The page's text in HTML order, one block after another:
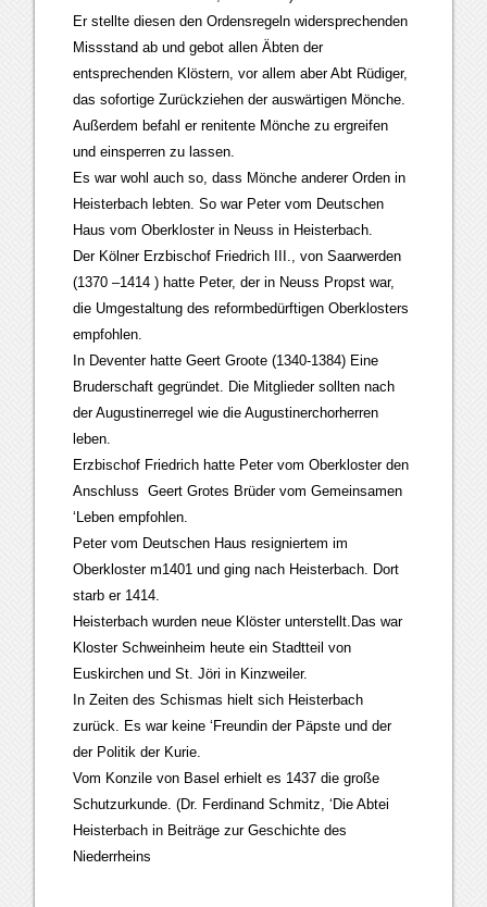
Er stellte diesen den Ordensregeln widersprechenden
Missstand ab und gebot allen Äbten der
entsprechenden Klöstern, vor allem aber Abt Rüdiger,
das sofortige Zurückziehen der auswärtigen Mönche.
Außerdem befahl er renitente Mönche zu ergreifen
und einsperren zu lassen.
Es war wohl auch so, dass Mönche anderer Orden in
Heisterbach lebten. So war Peter vom Deutschen
Haus vom Oberkloster in Neuss in Heisterbach.
Der Kölner Erzbischof Friedrich III., von Saarwerden
(1370 –1414 ) hatte Peter, der in Neuss Propst war,
die Umgestaltung des reformbedürftigen Oberklosters
empfohlen.
In Deventer hatte Geert Groote (1340-1384) Eine
Bruderschaft gegründet. Die Mitglieder sollten nach
der Augustinerregel wie die Augustinerchorherren
leben.
Erzbischof Friedrich hatte Peter vom Oberkloster den
Anschluss Geert Grotes Brüder vom Gemeinsamen
‘Leben empfohlen.
Peter vom Deutschen Haus resigniertem im
Oberkloster m1401 und ging nach Heisterbach. Dort
starb er 1414.
Heisterbach wurden neue Klöster unterstellt.Das war
Kloster Schweinheim heute ein Stadtteil von
Euskirchen und St. Jöri in Kinzweiler.
In Zeiten des Schismas hielt sich Heisterbach
zurück. Es war keine ‘Freundin der Päpste und der
der Politik der Kurie.
Vom Konzile von Basel erhielt es 1437 die große
Schutzurkunde. (Dr. Ferdinand Schmitz, ‘Die Abtei
Heisterbach in Beiträge zur Geschichte des
Niederrheins